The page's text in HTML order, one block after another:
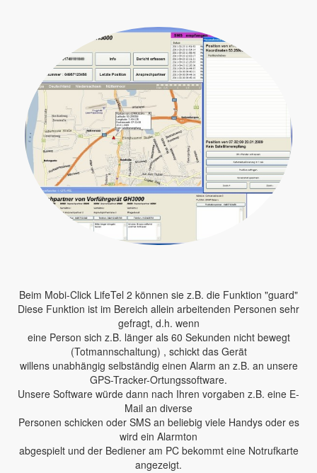
Beim Mobi-Click LifeTel 2 können sie z.B. die Funktion "guard"
Diese Funktion ist im Bereich allein arbeitenden Personen sehr
gefragt, d.h. wenn
eine Person sich z.B. länger als 60 Sekunden nicht bewegt
(Totmannschaltung) , schickt das Gerät
willens unabhängig selbständig einen Alarm an z.B. an unsere
GPS-Tracker-Ortungssoftware.
Unsere Software würde dann nach Ihren vorgaben z.B. eine E-
Mail an diverse
Personen schicken oder SMS an beliebig viele Handys oder es
wird ein Alarmton
abgespielt und der Bediener am PC bekommt eine Notrufkarte
angezeigt.